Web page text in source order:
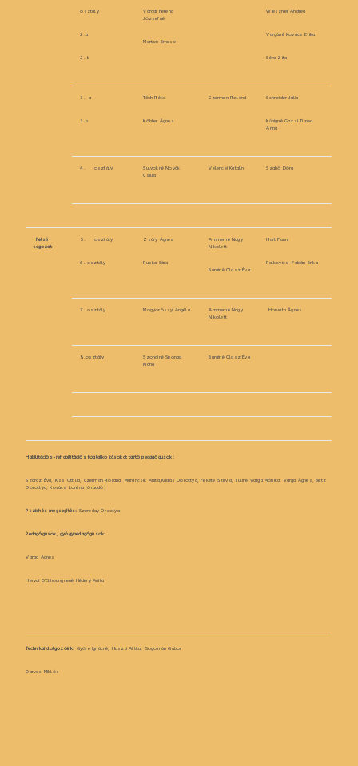
osztály
2.a
2. b
Váradi Ferenc
Józsefné
Marton Emese
Wieszner Andrea
Vargáné Kovács Erika
Séra Zita
3. a
3.b
Tóth Réka
Köhler Ágnes
Czerman Roland Schneider Júlia
Kőnigné Gazsi Tímea
Anna
4. osztály
Sulyokné Novák
Csilla
Velencei Katalin Szabó Dóra
Felső
tagozat
5. osztály
6. osztály
Zsáry Ágnes
Puska Sára
Ammerné Nagy
Nikolett
Burainé Olasz Éva
Hart Fanni
Palkovics-Fábián Erika
7. osztály Mogyoróssy Angéla
Ammerné Nagy
Nikolett
Horváth Ágnes
8.osztály
Szondiné Sponga
Mária
Burainé Olasz Éva
Habilitációs-rehabilitációs foglalkozásokat tartó pedagógusok:
Száraz Éva, Kiss Ottília, Czerman Roland, Marancsik Anita,Kádas Dorottya, Fekete Szilvia, Tuliné Varga Mónika, Varga Ágnes, Betz
Dorottya, Kovács Loréna (óraadó)
Pszichés megsegítés: Szereday Orsolya
Pedagógusok, gyógypedagógusok:
Varga Ágnes
Hervai D’Elhoungnené Hédery Anita
Technikai dolgozóink: Györe Ignácné, Huszti Attila, Gogomán Gábor
Darvas Miklós